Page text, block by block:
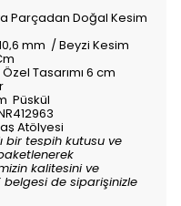
Parçadan Doğal Kesim
mm / Beyzi Kesim
Tasarımı 6 cm
Püskül
Atölyesi
bir tespih kutusu ve
kalitesini ve
de siparişinizle